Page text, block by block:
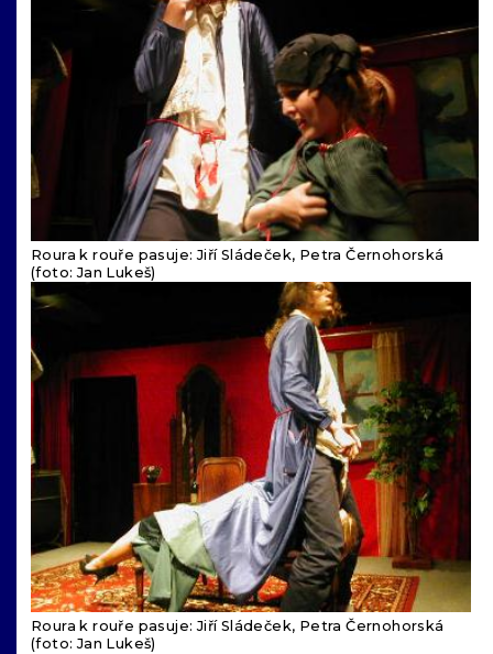
Roura k rouře pasuje: Jiří Sládeček, Petra Černohorská
(foto: Jan Lukeš)
Roura k rouře pasuje: Jiří Sládeček, Petra Černohorská
(foto: Jan Lukeš)